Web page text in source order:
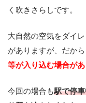
く吹きさらしです。
大自然の空気をダイ
がありますが、だか
等が入り込む場合があ
今回の場合も駅で停